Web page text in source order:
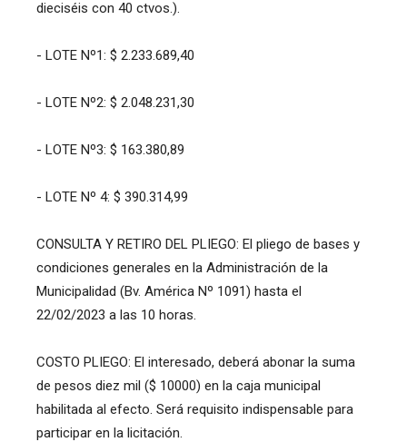
dieciséis con 40 ctvos.).
- LOTE Nº1: $ 2.233.689,40
- LOTE Nº2: $ 2.048.231,30
- LOTE Nº3: $ 163.380,89
- LOTE Nº 4: $ 390.314,99
CONSULTA Y RETIRO DEL PLIEGO: El pliego de bases y
condiciones generales en la Administración de la
Municipalidad (Bv. América Nº 1091) hasta el
22/02/2023 a las 10 horas.
COSTO PLIEGO: El interesado, deberá abonar la suma
de pesos diez mil ($ 10000) en la caja municipal
habilitada al efecto. Será requisito indispensable para
participar en la licitación.